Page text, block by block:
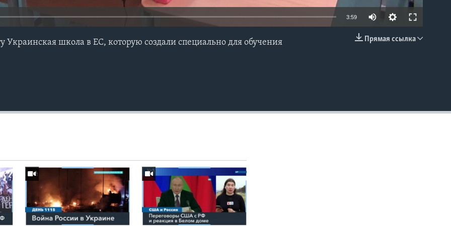
3:59
Прямая ссылка
Украинская школа в ЕС, которую создали специально для обучения